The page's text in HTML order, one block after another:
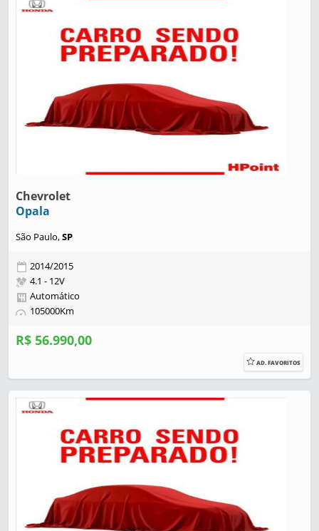
Chevrolet
Opala
São Paulo,SP
2014/2015
4.1 - 12V
Automático
105000Km
R$ 56.990,00
AD. FAVORITOS